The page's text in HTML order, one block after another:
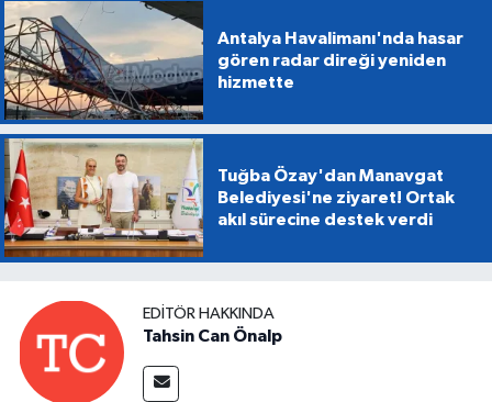
Antalya Havalimanı'nda hasar
gören radar direği yeniden
hizmette
Tuğba Özay'dan Manavgat
Belediyesi'ne ziyaret! Ortak
akıl sürecine destek verdi
EDITÖR HAKKINDA
Tahsin Can Önalp